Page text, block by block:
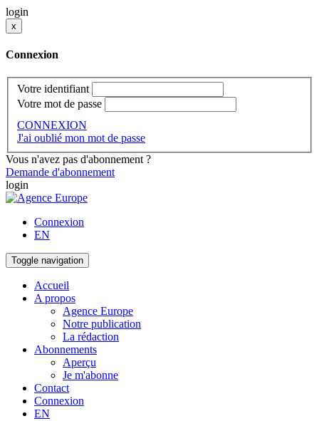
login
x
Connexion
Votre identifiant
Votre mot de passe
CONNEXION
J'ai oublié mon mot de passe
Vous n'avez pas d'abonnement ?
Demande d'abonnement
login
Connexion
EN
Toggle navigation
Accueil
A propos
Agence Europe
Notre publication
La rédaction
Abonnements
Aperçu
Je m'abonne
Contact
Connexion
EN